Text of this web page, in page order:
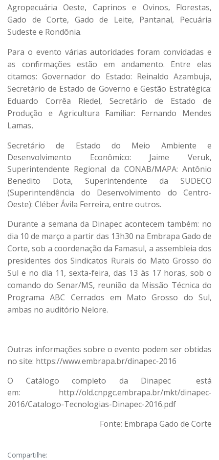
Agropecuária Oeste, Caprinos e Ovinos, Florestas,
Gado de Corte, Gado de Leite, Pantanal, Pecuária
Sudeste e Rondônia.
Para o evento várias autoridades foram convidadas e
as confirmações estão em andamento. Entre elas
citamos: Governador do Estado: Reinaldo Azambuja,
Secretário de Estado de Governo e Gestão Estratégica:
Eduardo Corrêa Riedel, Secretário de Estado de
Produção e Agricultura Familiar: Fernando Mendes
Lamas,
Secretário de Estado do Meio Ambiente e
Desenvolvimento Econômico: Jaime Veruk,
Superintendente Regional da CONAB/MAPA: Antônio
Benedito Dota, Superintendente da SUDECO
(Superintendência do Desenvolvimento do Centro-
Oeste): Cléber Ávila Ferreira, entre outros.
Durante a semana da Dinapec acontecem também: no
dia 10 de março a partir das 13h30 na Embrapa Gado de
Corte, sob a coordenação da Famasul, a assembleia dos
presidentes dos Sindicatos Rurais do Mato Grosso do
Sul e no dia 11, sexta-feira, das 13 às 17 horas, sob o
comando do Senar/MS, reunião da Missão Técnica do
Programa ABC Cerrados em Mato Grosso do Sul,
ambas no auditório Nelore.
Outras informações sobre o evento podem ser obtidas
no site: https://www.embrapa.br/dinapec-2016
O Catálogo completo da Dinapec está
em: http://old.cnpgc.embrapa.br/mkt/dinapec-
2016/Catalogo-Tecnologias-Dinapec-2016.pdf
Fonte: Embrapa Gado de Corte
Compartilhe: